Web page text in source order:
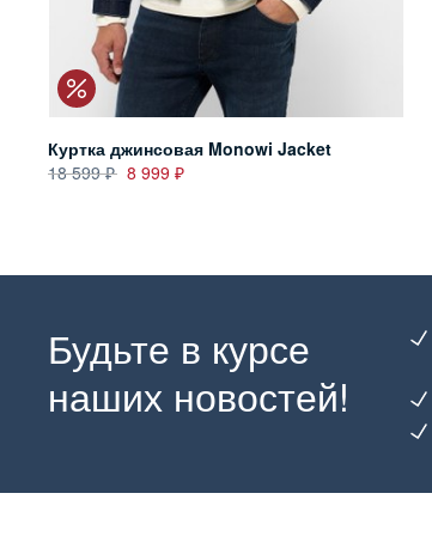
Куртка джинсовая Monowi Jacket
18 599
8 999
Будьте в курсе
наших новостей!